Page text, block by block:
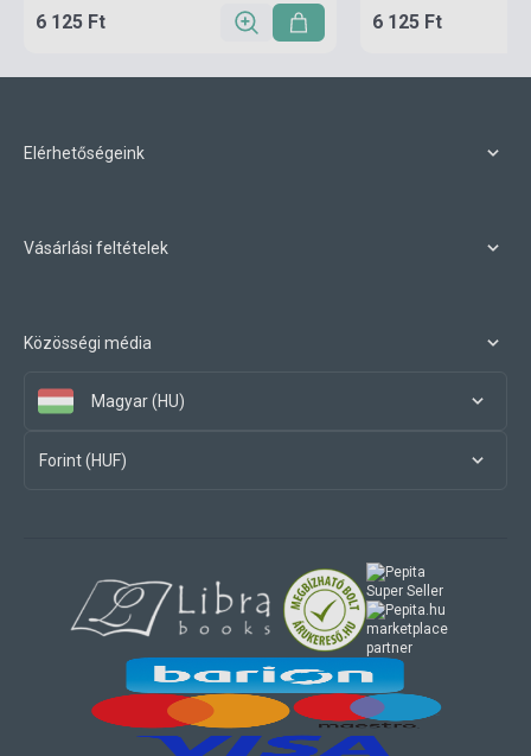
6 125 Ft 6 125 Ft
Elérhetőségeink
Vásárlási feltételek
Közösségi média
Magyar (HU)
Forint (HUF)
marketplace
partner